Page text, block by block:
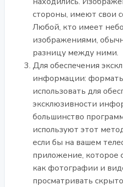
стороны, имеют свои
Любой, кто имеет
изображениями,
разницу между ними.
Для обеспечения
информации:
использовать для
эксклюзивности
большинство
используют этот
если бы на вашем
приложение, которое
как фотографии и
просматривать